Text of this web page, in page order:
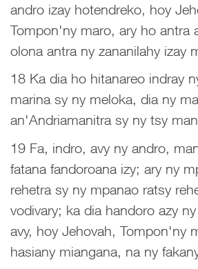
andro izay hotendreko, hoy
Tompon'ny maro, ary ho antra
olona antra ny zananilahy izay
18 Ka dia ho hitanareo indray
marina sy ny meloka, dia ny
an'Andriamanitra sy ny tsy
19 Fa, indro, avy ny andro,
fatana fandoroana izy; ary ny
rehetra sy ny mpanao ratsy
vodivary; ka dia handoro azy
avy, hoy Jehovah, Tompon'ny
hasiany miangana, na ny